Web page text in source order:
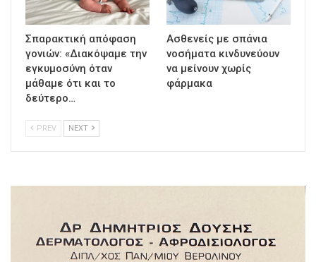
Σπαρακτική απόφαση
γονιών: «Διακόψαμε την
εγκυμοσύνη όταν
μάθαμε ότι και το
δεύτερο…
Ασθενείς με σπάνια
νοσήματα κινδυνεύουν
να μείνουν χωρίς
φάρμακα
PREV NEXT